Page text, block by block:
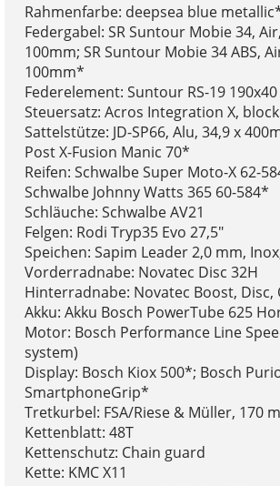
Rahmenfarbe: deepsea blue
Federgabel: SR Suntour Mobie 34,
100mm; SR Suntour Mobie 34 ABS,
100mm*
Federelement: Suntour RS-19 190x40
Steuersatz: Acros Integration X,
Sattelstütze: JD-SP66, Alu, 34,9 x
Post X-Fusion Manic 70*
Reifen: Schwalbe Super Moto-X 62-
Schwalbe Johnny Watts 365 60-584*
Schläuche: Schwalbe AV21
Felgen: Rodi Tryp35 Evo 27,5"
Speichen: Sapim Leader 2,0 mm,
Vorderradnabe: Novatec Disc 32H
Hinterradnabe: Novatec Boost, Disc,
Akku: Akku Bosch PowerTube 625
Motor: Bosch Performance Line
system)
Display: Bosch Kiox 500*; Bosch
SmartphoneGrip*
Tretkurbel: FSA/Riese & Müller, 170
Kettenblatt: 48T
Kettenschutz: Chain guard
Kette: KMC X11